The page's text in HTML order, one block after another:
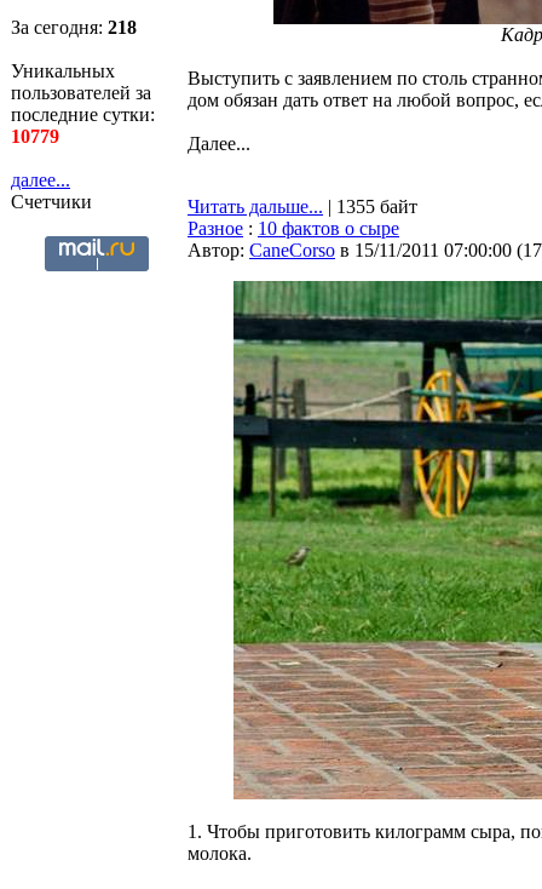
За сегодня: 218
Уникальных
пользователей за
последние сутки:
10779
далее...
Счетчики
Выступить с заявлением по столь
дом обязан дать ответ на любой вопрос,
Далее...
Читать дальше... | 1355 байт
Разное : 10 фактов о сыре
Автор: CaneCorso в 15/11/2011 07:00:00 (
1. Чтобы приготовить килограмм сыра,
молока.